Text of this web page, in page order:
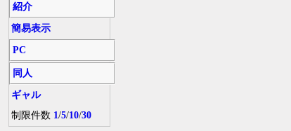
紹介
簡易表示
PC
同人
ギャル
制限件数 1/5/10/30